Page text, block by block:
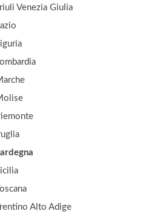
Venezia Giulia
Toscana
Trentino Alto Adige